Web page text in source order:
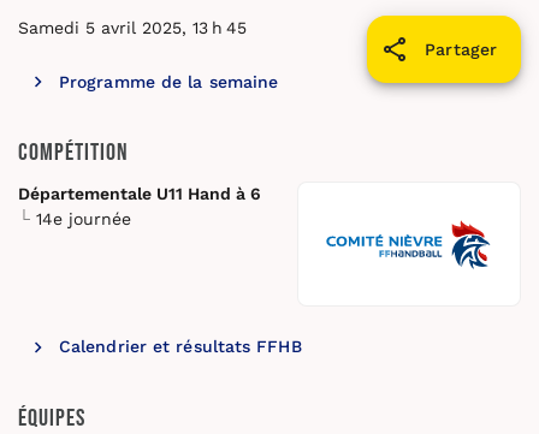
Partager
Samedi 5 avril 2025, 13 h 45
Programme de la semaine
Compétition
Départementale U11 Hand à 6
14e journée
Calendrier et résultats FFHB
Équipes